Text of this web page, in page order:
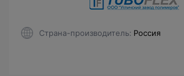
Страна-производитель Россия